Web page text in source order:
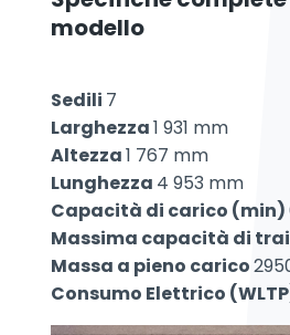
modello
Sedili 7
Larghezza1 931 mm
Altezza1 767 mm
Lunghezza 4 953 mm
Capacità di carico (min)
Massima capacità di
Massa a pieno carico
Consumo Elettrico